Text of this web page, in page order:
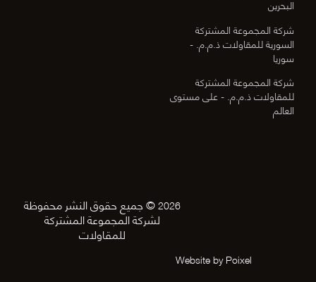
البحرين
شركة المجموعة المشتركة
السورية للمقاولات ذ.م.م. -
سوريا
شركة المجموعة المشتركة
للمقاولات ذ.م.م. - على مستوى
العالم
2026© جميع حقوق النشر محفوظة
لشركة المجموعة المشتركة
للمقاولات
Website by Poixel